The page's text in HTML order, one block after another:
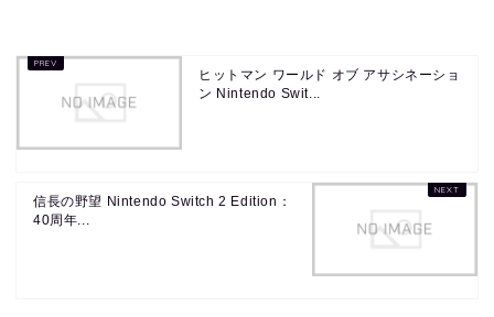
ヒットマン ワールド オブ アサシネーショ
ン Nintendo Swit...
信長の野望 Nintendo Switch 2 Edition：
40周年...